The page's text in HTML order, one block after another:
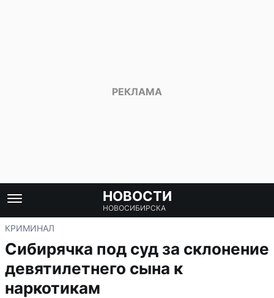
НОВОСТИ
НОВОСИБИРСКА
КРИМИНАЛ
Сибирячка под суд за склонение
девятилетнего сына к
наркотикам